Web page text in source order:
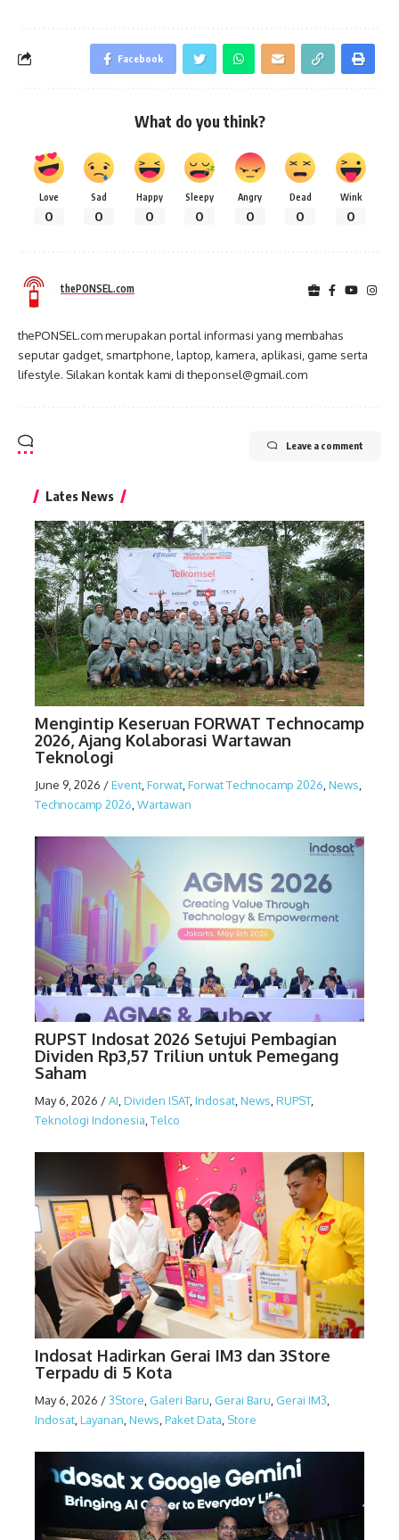
Facebook
What do you think?
Love
0
Sad
0
Happy
0
Sleepy
0
Angry
0
Dead
0
Wink
0
thePONSEL.com
thePONSEL.com merupakan portal informasi yang membahas
seputar gadget, smartphone, laptop, kamera, aplikasi, game serta
lifestyle. Silakan kontak kami di theponsel@gmail.com
Leave a comment
Lates News
Mengintip Keseruan FORWAT Technocamp
2026, Ajang Kolaborasi Wartawan
Teknologi
June 9, 2026 /Event Forwat Forwat Technocamp 2026 News
Technocamp 2026 Wartawan
RUPST Indosat 2026 Setujui Pembagian
Dividen Rp3,57 Triliun untuk Pemegang
Saham
May 6, 2026 /AI,Dividen ISAT,Indosat,News,RUPST,
Teknologi Indonesia,Telco
Indosat Hadirkan Gerai IM3 dan 3Store
Terpadu di 5 Kota
May 6, 2026 /3Store Galeri Baru Gerai Baru Gerai IM3
Indosat Layanan News Paket Data Store